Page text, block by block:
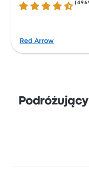
4.5 gwiazdek w (
Red Arrow